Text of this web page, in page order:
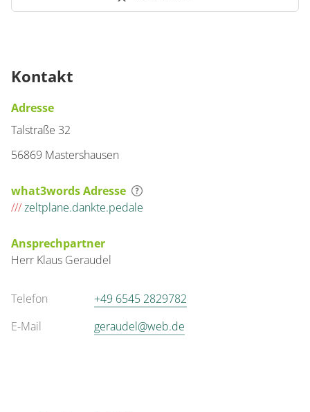
Kontakt
Adresse
Talstraße 32
56869 Mastershausen
what3words Adresse
///zeltplane.dankte.pedale
Ansprechpartner
Herr Klaus Geraudel
Telefon
+49 6545 2829782
E-Mail
geraudel@web.de